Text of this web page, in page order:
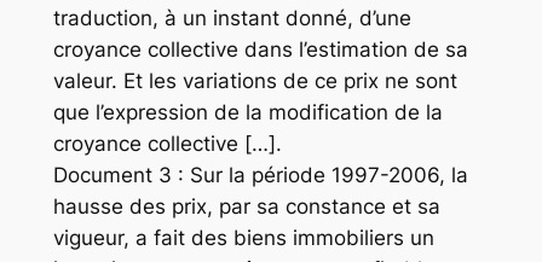
traduction, à un instant donné, d’une
croyance collective dans l’estimation de sa
valeur. Et les variations de ce prix ne sont
que l’expression de la modification de la
croyance collective […].
Document 3 : Sur la période 1997-2006, la
hausse des prix, par sa constance et sa
vigueur, a fait des biens immobiliers un